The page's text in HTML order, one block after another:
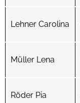
Lehner Carolina
Müller Lena
Röder Pia